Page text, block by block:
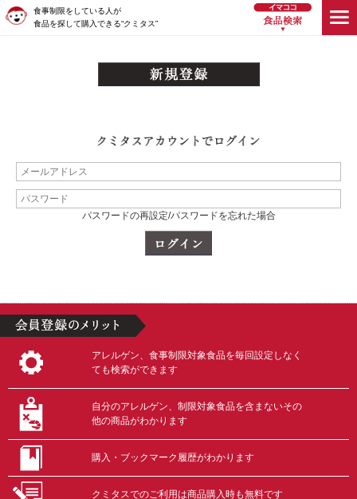
食事制限をしている人が
食品を探して購入できる“クミタス”
パスワードの再設定/パスワードを忘れた場合
アレルゲン、食事制限対象食品を毎回設定しなく
ても検索ができます
自分のアレルゲン、制限対象食品を含まないその
他の商品がわかります
購入・ブックマーク履歴がわかります
クミタスでのご利用は商品購入時も無料です